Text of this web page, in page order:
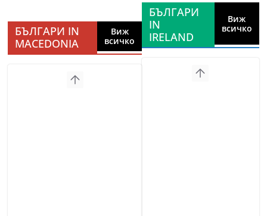
БЪЛГАРИ IN
MACEDONIA
Виж
всичко
БЪЛГАРИ
IN
IRELAND
Виж
всичко